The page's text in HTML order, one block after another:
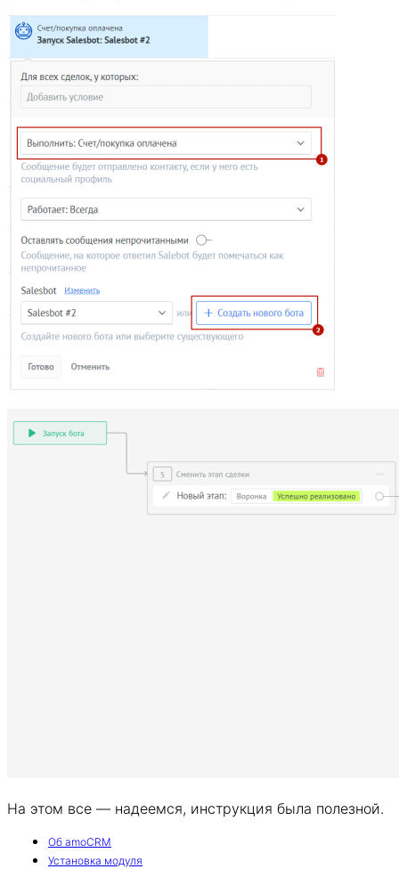
На этом все — надеемся, инструкция была полезной.
Об amoCRM
Установка модуля